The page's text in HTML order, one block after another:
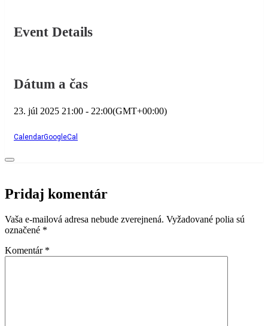
Event Details
Dátum a čas
23. júl 2025 21:00 - 22:00(GMT+00:00)
CalendarGoogleCal
Pridaj komentár
Vaša e-mailová adresa nebude zverejnená. Vyžadované polia sú
označené *
Komentár *